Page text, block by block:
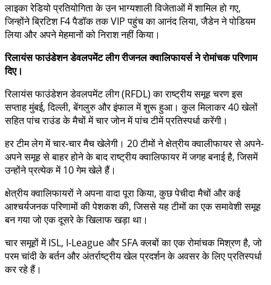
लाइका रेडियो प्रतियोगिता के उन भाग्यशाली विजेताओं में शामिल हो गए,
जिन्होंने ब्रिटिश F4 पैडॉक तक VIP पहुंच का आनंद लिया, जैडेन ने पोडियम
लिया और अपने मेहमानों को निराश नहीं किया।
रिलायंस फाउंडेशन डेवलपमेंट लीग रीजनल क्वालिफायर्स ने रोमांचक परिणाम
दिए।
रिलायंस फाउंडेशन डेवलपमेंट लीग (RFDL) का राष्ट्रीय समूह चरण इस
सप्ताह मुंबई, दिल्ली, बेंगलुरु और इंफाल में शुरू हुआ। कुल मिलाकर 40 खेलों
सहित पांच राउंड के मैचों में चार जोन में पांच टीमें प्रतिस्पर्धा करेंगी।
हर टीम लेग में चार-चार मैच खेलेगी। 20 टीमों ने क्षेत्रीय क्वालीफायर से अपने-
अपने समूह से बाहर होने के बाद राष्ट्रीय क्वालिफायर में जगह बनाई है, जिसमें
उन्होंने प्रत्येक में 10 गेम खेले हैं।
क्षेत्रीय क्वालिफायरों ने अपना वादा पूरा किया, कुछ पेचीदा मैचों और कई
आश्चर्यजनक परिणामों की पेशकश की, जिससे यह टीमों का एक समावेशी समूह
बन गया जो एक दूसरे के खिलाफ खड़ा था।
चार समूहों में ISL, I-League और SFA क्लबों का एक रोमांचक मिश्रण है, जो
परम चांदी के बर्तन और अंतर्राष्ट्रीय खेल प्रदर्शन के अवसर के लिए प्रतिस्पर्धा
कर रहे हैं।